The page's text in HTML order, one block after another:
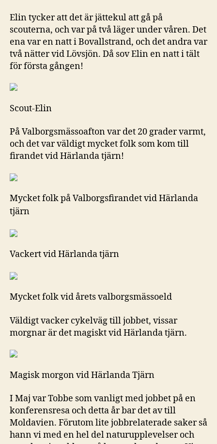
Elin tycker att det är jättekul att gå på
scouterna, och var på två läger under våren. Det
ena var en natt i Bovallstrand, och det andra var
två nätter vid Lövsjön. Då sov Elin en natt i tält
för första gången!
Scout-Elin
På Valborgsmässoafton var det 20 grader varmt,
och det var väldigt mycket folk som kom till
firandet vid Härlanda tjärn!
Mycket folk på Valborgsfirandet vid Härlanda
tjärn
Vackert vid Härlanda tjärn
Mycket folk vid årets valborgsmässoeld
Väldigt vacker cykelväg till jobbet, vissar
morgnar är det magiskt vid Härlanda tjärn.
Magisk morgon vid Härlanda Tjärn
I Maj var Tobbe som vanligt med jobbet på en
konferensresa och detta år bar det av till
Moldavien. Förutom lite jobbrelaterade saker så
hann vi med en hel del naturupplevelser och